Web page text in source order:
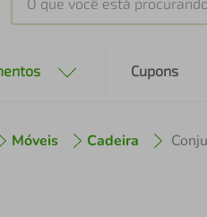
Cupons
Móveis Cadeira
cafeteira